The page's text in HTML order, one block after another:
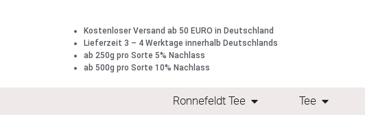
Kostenloser Versand ab 50 EURO in Deutschland
Lieferzeit 3 – 4 Werktage innerhalb Deutschlands
ab 250g pro Sorte 5% Nachlass
ab 500g pro Sorte 10% Nachlass
Ronnefeldt Tee Tee